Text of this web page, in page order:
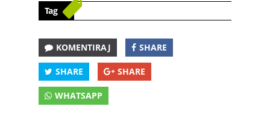
Tag
KOMENTIRAJ SHARE
SHARE SHARE
WHATSAPP